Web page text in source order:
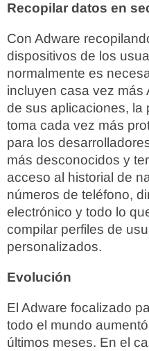
Recopilar datos en
Con Adware
dispositivos de los
normalmente es
incluyen casa vez más
de sus aplicaciones, la
toma cada vez más
para los
más desconocidos y
acceso al historial de
números de teléfono,
electrónico y todo lo
compilar perfiles de
personalizados.
Evolución
El Adware focalizado
todo el mundo
últimos meses. En el